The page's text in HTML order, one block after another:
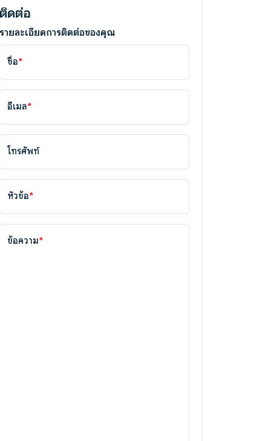
ติดต่อ
รายละเอียดการติดต่อของคุณ
ชื่อ*
อีเมล*
โทรศัพท์
หัวข้อ*
ข้อความ*